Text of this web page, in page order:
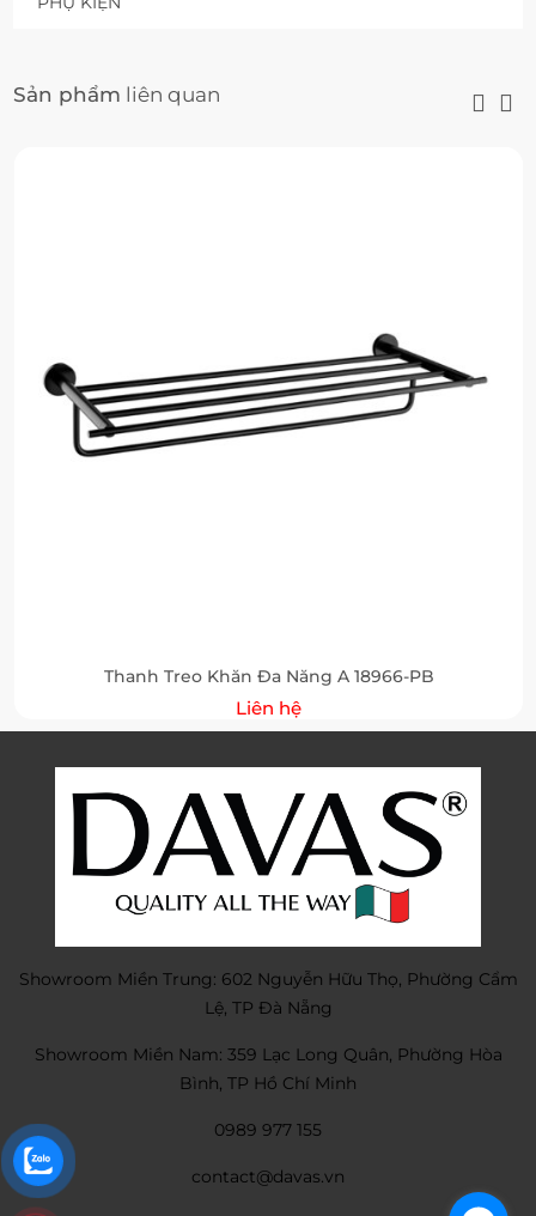
Sản phẩm liên quan
Thanh Treo Khăn Đa Năng A 18966-PB
Liên hệ
Showroom Miền Trung: 602 Nguyễn Hữu Thọ, Phường Cẩm
Lệ, TP Đà Nẵng
Showroom Miền Nam: 359 Lạc Long Quân, Phường Hòa
Bình, TP Hồ Chí Minh
0989 977 155
contact@davas.vn